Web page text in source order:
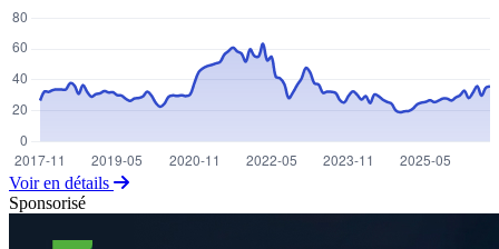
Voir en détails
Sponsorisé